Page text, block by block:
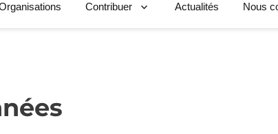
Contribuer Actualités Nous